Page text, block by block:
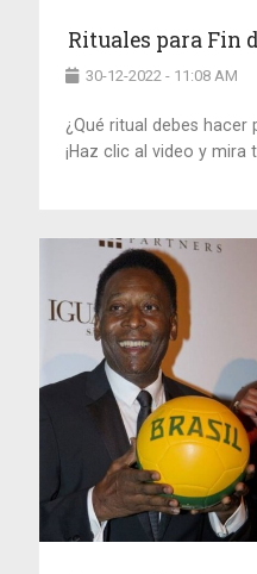
Rituales para Fin
30-12-2022 - 11:08 AM
¿Qué ritual debes hacer
¡Haz clic al video y mira